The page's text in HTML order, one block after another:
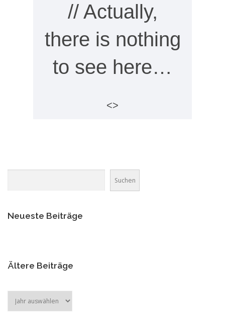
// Actually,
there is nothing
to see here…
<>
Suchen
Neueste Beiträge
Ältere Beiträge